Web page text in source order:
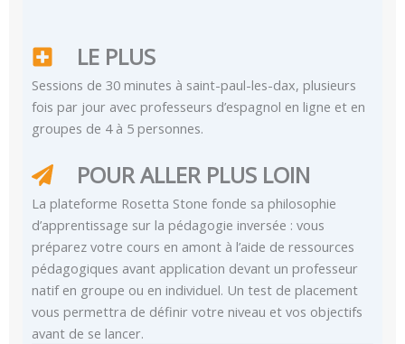
LE PLUS
Sessions de 30 minutes à saint-paul-les-dax, plusieurs
fois par jour avec professeurs d’espagnol en ligne et en
groupes de 4 à 5 personnes.
POUR ALLER PLUS LOIN
La plateforme Rosetta Stone fonde sa philosophie
d’apprentissage sur la pédagogie inversée : vous
préparez votre cours en amont à l’aide de ressources
pédagogiques avant application devant un professeur
natif en groupe ou en individuel. Un test de placement
vous permettra de définir votre niveau et vos objectifs
avant de se lancer.